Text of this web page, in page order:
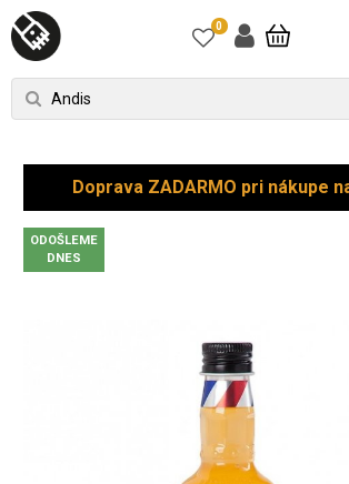
0
Doprava ZADARMO pri nákupe
ODOŠLEME
DNES